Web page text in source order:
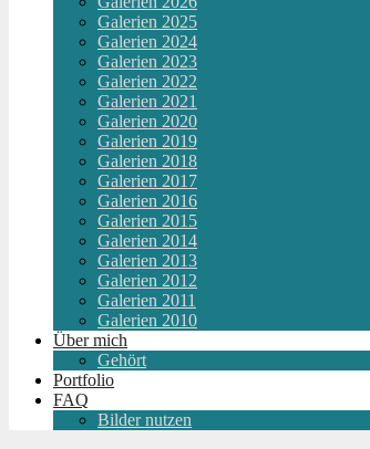
Galerien 2025
Galerien 2024
Galerien 2023
Galerien 2022
Galerien 2021
Galerien 2020
Galerien 2019
Galerien 2018
Galerien 2017
Galerien 2016
Galerien 2015
Galerien 2014
Galerien 2013
Galerien 2012
Galerien 2011
Galerien 2010
Über mich
Gehört
Portfolio
FAQ
Bilder nutzen